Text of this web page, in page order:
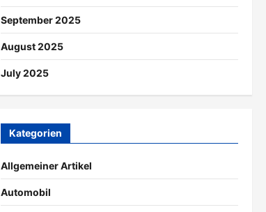
September 2025
August 2025
July 2025
Kategorien
Allgemeiner Artikel
Automobil